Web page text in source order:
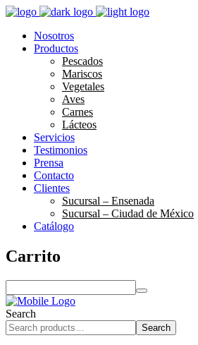
Nosotros
Productos
Pescados
Mariscos
Vegetales
Aves
Carnes
Lácteos
Servicios
Testimonios
Prensa
Contacto
Clientes
Sucursal – Ensenada
Sucursal – Ciudad de México
Catálogo
Carrito
e
a
r
c
Search
Search